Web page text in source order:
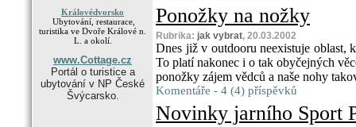
Královédvorsko
Ubytování, restaurace,
turistika ve Dvoře Králové n.
L. a okolí.
www.Cottage.cz
Portál o turistice a
ubytování v NP České
Švýcarsko.
Ponožky na nožky
Rubrika: jak vybrat, 20.03.2002
Dnes již v outdooru neexistuje oblast,
To platí nakonec i o tak obyčejných
ponožky zájem vědců a naše nohy
Komentáře - 4 (4) příspěvků
Novinky jarního Sport